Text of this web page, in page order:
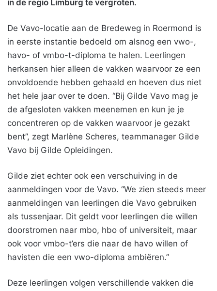
in de regio Limburg te vergroten.
De Vavo-locatie aan de Bredeweg in Roermond is
in eerste instantie bedoeld om alsnog een vwo-,
havo- of vmbo-t-diploma te halen. Leerlingen
herkansen hier alleen de vakken waarvoor ze een
onvoldoende hebben gehaald en hoeven dus niet
het hele jaar over te doen. “Bij Gilde Vavo mag je
de afgesloten vakken meenemen en kun je je
concentreren op de vakken waarvoor je gezakt
bent”, zegt Marlène Scheres, teammanager Gilde
Vavo bij Gilde Opleidingen.
Gilde ziet echter ook een verschuiving in de
aanmeldingen voor de Vavo. “We zien steeds meer
aanmeldingen van leerlingen die Vavo gebruiken
als tussenjaar. Dit geldt voor leerlingen die willen
doorstromen naar mbo, hbo of universiteit, maar
ook voor vmbo-t’ers die naar de havo willen of
havisten die een vwo-diploma ambiëren.”
Deze leerlingen volgen verschillende vakken die